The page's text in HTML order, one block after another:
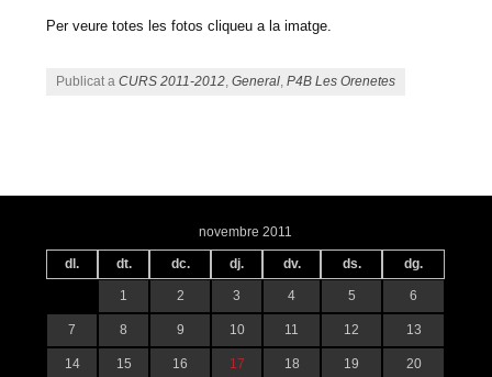
Per veure totes les fotos cliqueu a la imatge.
Publicat aCURS 2011-2012,General,P4B Les Orenetes
novembre 2011
dl. dt. dc. dj. dv. ds. dg.
1 2 3 4 5 6
7 8 9 10 11 12 13
14 15 16 17 18 19 20